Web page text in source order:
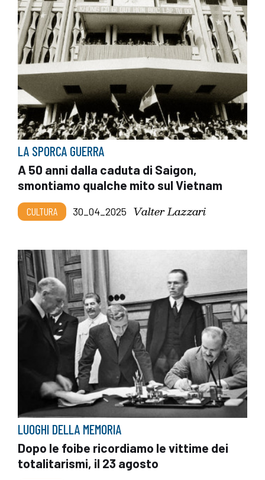
LA SPORCA GUERRA
A 50 anni dalla caduta di Saigon,
smontiamo qualche mito sul Vietnam
CULTURA 30_04_2025 Valter Lazzari
LUOGHI DELLA MEMORIA
Dopo le foibe ricordiamo le vittime dei
totalitarismi, il 23 agosto